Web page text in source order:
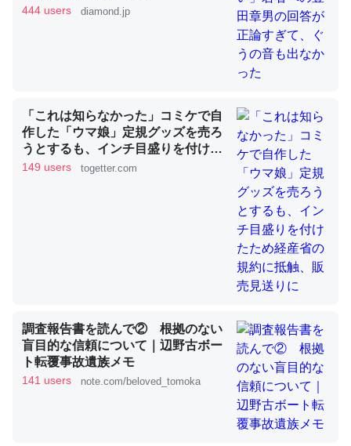
これを元に考えるとカルシウムを大量に使う脊椎動物と貝
類は苦労してるんだな…。腹足類だと殻を無くしてナメク
─ニュース :: 【研究発表】昆虫学の大問題＝「昆虫はなぜ海にいな
ウチもEchoを実家に置いて４年。でたまに覗いてる。ぼ
ちぼちRingも置こうかと画策中。あと、Googleマップで
位置情報を共有してる。電池残量や充電中かが分かるので
─たまにLINEするくらいだった遠方の父67歳と僕。ITツール導入で
コミュニケーションが劇的に変化した｜tayorini by LIFULL介護
ちょうど同じ理由でEcho Show 8を設定中でした。Prime
とかSpotifyを支払う孝行もできる。一生で親と会える残
り時間を日数にすると1週間とかの人が多いそうだけど、
444 users diamond.jp
「これは知らなかった」コミケで自
作した「ウマ娘」定規グッズを売ろ
うとするも、インチ目盛りを付けた
ため経産省の規約に抵触、販売見送
149 users togetter.com
調査報告書を読んで② 根拠のない
盲目的な信頼について｜辺野古ボー
ト転覆事故遺族メモ
141 users note.com/beloved_tomoka